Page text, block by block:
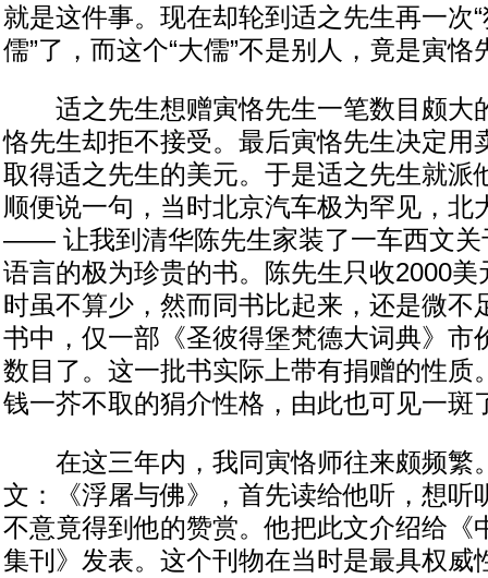
就是这件事。现在却轮到适之先生再一次
儒”了，而这个“大儒”不是别人，竟是寅恪
适之先生想赠寅恪先生一笔数目颇大
恪先生却拒不接受。最后寅恪先生决定用
取得适之先生的美元。于是适之先生就
顺便说一句，当时北京汽车极为罕见，北
—— 让我到清华陈先生家装了一车西文关
语言的极为珍贵的书。陈先生只收2000
时虽不算少，然而同书比起来，还是微不
书中，仅一部《圣彼得堡梵德大词典》市
数目了。这一批书实际上带有捐赠的性质
钱一芥不取的狷介性格，由此也可见一斑
在这三年内，我同寅恪师往来颇频繁
文：《浮屠与佛》，首先读给他听，想听
不意竟得到他的赞赏。他把此文介绍给《
集刊》发表。这个刊物在当时是最具权威